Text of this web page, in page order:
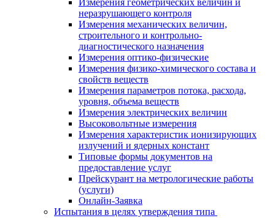
Измерения геометрических величин и
неразрушающего контроля
Измерения механических величин,
строительного и контрольно-
диагностического назначения
Измерения оптико-физические
Измерения физико-химического состава и
свойств веществ
Измерения параметров потока, расхода,
уровня, объема веществ
Измерения электрических величин
Высоковольтные измерения
Измерения характеристик ионизирующих
излучений и ядерных констант
Типовые формы документов на
предоставление услуг
Прейскурант на метрологические работы
(услуги)
Онлайн-Заявка
Испытания в целях утверждения типа